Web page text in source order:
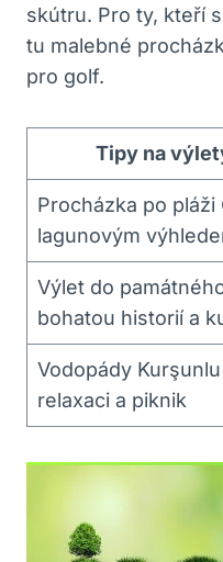
skútru. Pro ty, kteří
tu malebné
pro golf.
Tipy na
Procházka po
lagunovým
Výlet do
bohatou historií a
Vodopády
relaxaci a piknik